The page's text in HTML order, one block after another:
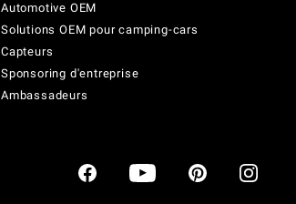
Automotive OEM
Solutions OEM pour camping-cars
Capteurs
Sponsoring d'entreprise
Ambassadeurs